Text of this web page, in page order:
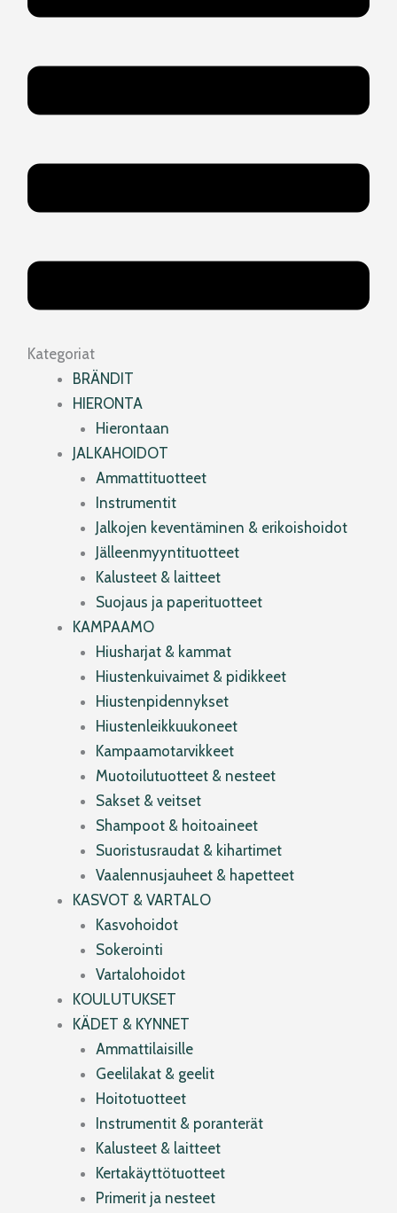
Kategoriat
BRÄNDIT
HIERONTA
Hierontaan
JALKAHOIDOT
Ammattituotteet
Instrumentit
Jalkojen keventäminen & erikoishoidot
Jälleenmyyntituotteet
Kalusteet & laitteet
Suojaus ja paperituotteet
KAMPAAMO
Hiusharjat & kammat
Hiustenkuivaimet & pidikkeet
Hiustenpidennykset
Hiustenleikkuukoneet
Kampaamotarvikkeet
Muotoilutuotteet & nesteet
Sakset & veitset
Shampoot & hoitoaineet
Suoristusraudat & kihartimet
Vaalennusjauheet & hapetteet
KASVOT & VARTALO
Kasvohoidot
Sokerointi
Vartalohoidot
KOULUTUKSET
KÄDET & KYNNET
Ammattilaisille
Geelilakat & geelit
Hoitotuotteet
Instrumentit & poranterät
Kalusteet & laitteet
Kertakäyttötuotteet
Primerit ja nesteet